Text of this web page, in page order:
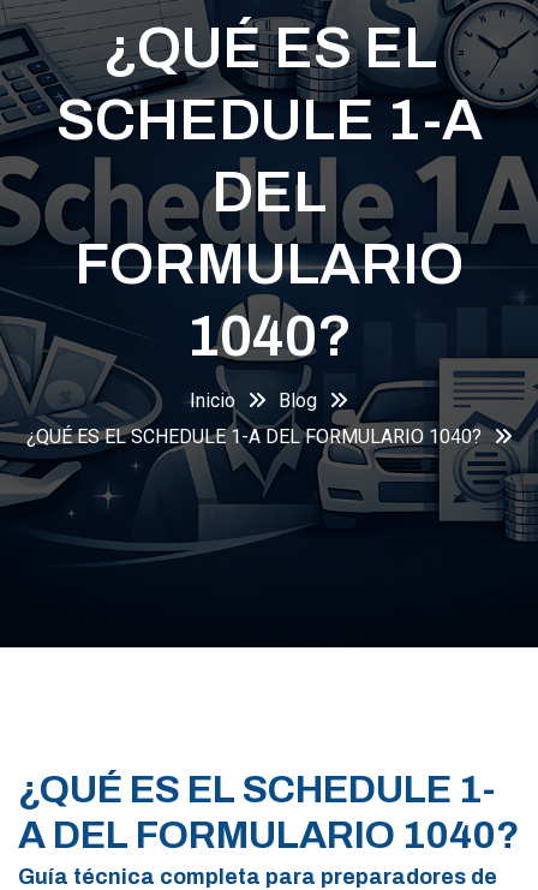
¿QUÉ ES EL
SCHEDULE 1-A
DEL
FORMULARIO
1040?
Inicio
Blog
¿QUÉ ES EL SCHEDULE 1-A DEL FORMULARIO 1040?
¿QUÉ ES EL SCHEDULE 1-
A DEL FORMULARIO 1040?
Guía técnica completa para preparadores de